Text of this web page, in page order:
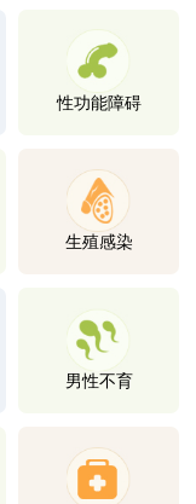
性功能障碍
生殖感染
男性不育